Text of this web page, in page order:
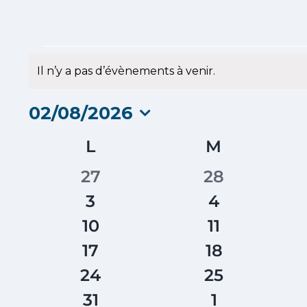
Évènements
Notice
Il n’y a pas d’évènements à venir.
02/08/2026
Calendrier
Évènements
LLUNDI M
0
évènements
27
0
évènements
28
0
évènements
3
0
évènements
4
0
évènements
10
0
évènements
11
0
évènements
17
0
évènements
18
0
évènements
24
0
évènements
25
0
31
0
1